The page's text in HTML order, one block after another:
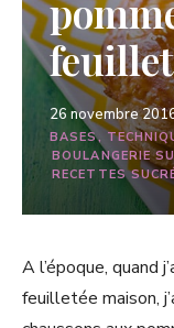
26 novembre
BASES,
BOULANGERIE
RECETTES
A l’époque, quand
feuilletée maison,